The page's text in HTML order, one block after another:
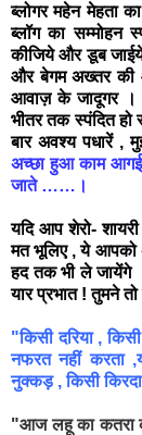
ब्लोगर महेन मेहता
ब्लॉग का
कीजिये और डूब
और बेगम अख्तर की
आवाज़ के जादूगर ।
भीतर तक स्पंदित
बार अवश्य पधारें ,
अच्छा हुआ काम आगई
जाते ……।
यदि आप शेरो-
मत भूलिए , ये आपको
हद तक भी ले जायेंगे
यार प्रभात ! तुमने तो
"किसी दरिया ,
नफरत नहीं करता
नुक्कड़ , किसी
"आज लहू का कतरा